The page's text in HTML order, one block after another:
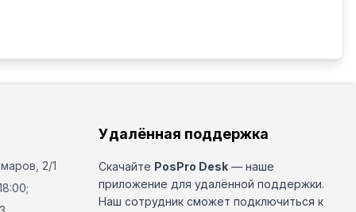
2/1
Удалённая поддержка
Скачайте PosPro Desk — наше
приложение для удалённой поддержки.
Наш сотрудник сможет подключиться к